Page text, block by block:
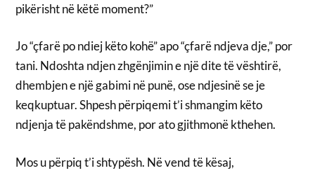
pikërisht në këtë moment?”
Jo “çfarë po ndiej këto kohë” apo “çfarë ndjeva dje,” por
tani. Ndoshta ndjen zhgënjimin e një dite të vështirë,
dhembjen e një gabimi në punë, ose ndjesinë se je
keqkuptuar. Shpesh përpiqemi t’i shmangim këto
ndjenja të pakëndshme, por ato gjithmonë kthehen.
Mos u përpiq t’i shtypësh. Në vend të kësaj,